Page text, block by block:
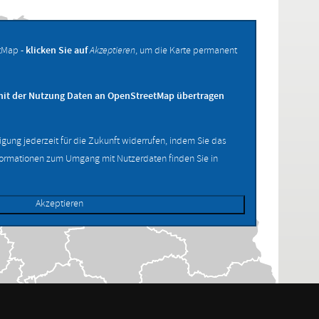
- klicken Sie aufAkzeptieren, um die Karte permanent
der Nutzung Daten an OpenStreetMap übertragen
jederzeit für die Zukunft widerrufen, indem Sie das
zum Umgang mit Nutzerdaten finden Sie in
Akzeptieren